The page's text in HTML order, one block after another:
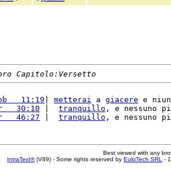
Capitolo:Versetto
11:19 metterai a giacere e
30:10 tranquillo , e nessuno
46:27 tranquillo , e nessuno
Best viewed with any
IntraText®(V89) - Some rights reserved by EuloTech SRL -